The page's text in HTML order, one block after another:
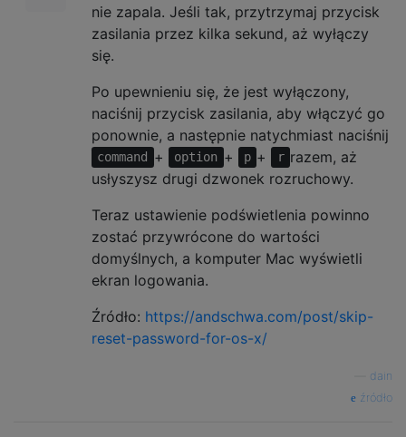
nie zapala. Jeśli tak, przytrzymaj przycisk
zasilania przez kilka sekund, aż wyłączy
się.
Po upewnieniu się, że jest wyłączony,
naciśnij przycisk zasilania, aby włączyć go
ponownie, a następnie natychmiast naciśnij
command + option + p + r razem, aż
usłyszysz drugi dzwonek rozruchowy.
Teraz ustawienie podświetlenia powinno
zostać przywrócone do wartości
domyślnych, a komputer Mac wyświetli
ekran logowania.
Źródło: https://andschwa.com/post/skip-
reset-password-for-os-x/
dain
źródło